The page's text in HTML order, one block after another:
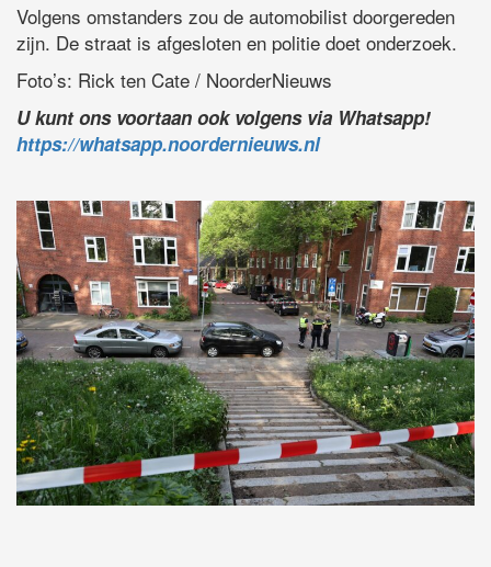
Volgens omstanders zou de automobilist doorgereden
zijn. De straat is afgesloten en politie doet onderzoek.
Foto’s: Rick ten Cate / NoorderNieuws
U kunt ons voortaan ook volgens via Whatsapp!
https://whatsapp.noordernieuws.nl